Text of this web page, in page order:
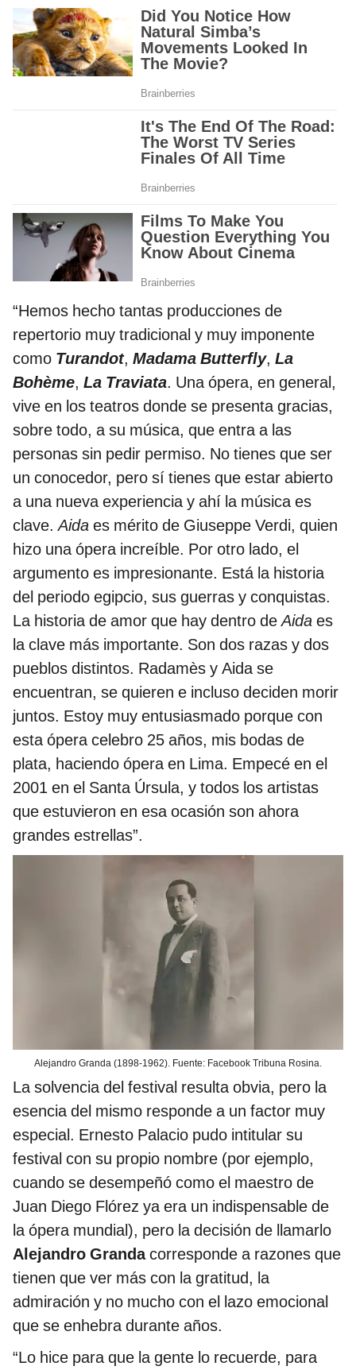
“Hemos hecho tantas producciones de
repertorio muy tradicional y muy imponente
como Turandot, Madama Butterfly, La
Bohème, La Traviata. Una ópera, en general,
vive en los teatros donde se presenta gracias,
sobre todo, a su música, que entra a las
personas sin pedir permiso. No tienes que ser
un conocedor, pero sí tienes que estar abierto
a una nueva experiencia y ahí la música es
clave.Aida es mérito de Giuseppe Verdi, quien
hizo una ópera increíble. Por otro lado, el
argumento es impresionante. Está la historia
del periodo egipcio, sus guerras y conquistas.
La historia de amor que hay dentro deAida es
la clave más importante. Son dos razas y dos
pueblos distintos. Radamès y Aida se
encuentran, se quieren e incluso deciden morir
juntos. Estoy muy entusiasmado porque con
esta ópera celebro 25 años, mis bodas de
plata, haciendo ópera en Lima. Empecé en el
2001 en el Santa Úrsula, y todos los artistas
que estuvieron en esa ocasión son ahora
grandes estrellas”.
Alejandro Granda (1898-1962). Fuente: Facebook Tribuna Rosina.
La solvencia del festival resulta obvia, pero la
esencia del mismo responde a un factor muy
especial. Ernesto Palacio pudo intitular su
festival con su propio nombre (por ejemplo,
cuando se desempeñó como el maestro de
Juan Diego Flórez ya era un indispensable de
la ópera mundial), pero la decisión de llamarlo
Alejandro Grandacorresponde a razones que
tienen que ver más con la gratitud, la
admiración y no mucho con el lazo emocional
que se enhebra durante años.
“Lo hice para que la gente lo recuerde, para